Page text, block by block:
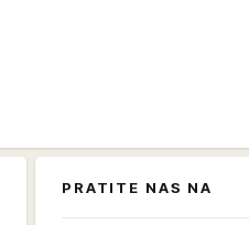
PRATITE NAS NA